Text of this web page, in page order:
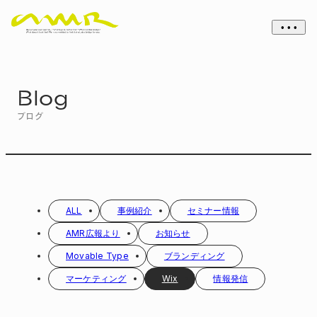
• • •
Blog
ブログ
ALL 事例紹介 セミナー情報
AMR広報より お知らせ
Movable Type ブランディング
マーケティング Wix 情報発信